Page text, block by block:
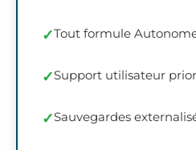
Tout formule
Support utilisateur
Sauvegardes